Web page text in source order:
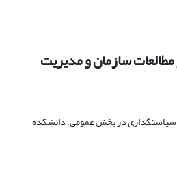
سازمان و مدیریت
سیاستگذاری در بخش عمومی، دانشکده